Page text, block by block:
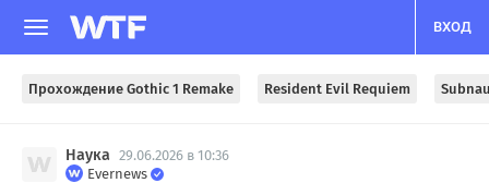
ВХОД
Прохождение Gothic 1 Remake Resident Evil Requiem
Наука 29.06.2026 в 10:36
Evernews